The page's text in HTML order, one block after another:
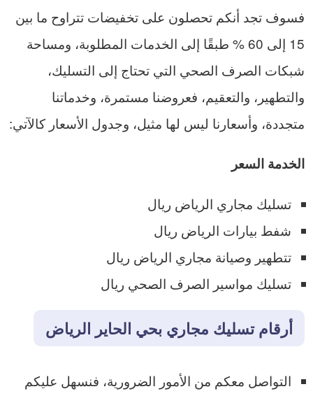
فسوف تجد أنكم تحصلون على تخفيضات تتراوح ما بين
15 إلى 60 % طبقًا إلى الخدمات المطلوبة، ومساحة
شبكات الصرف الصحي التي تحتاج إلى التسليك،
والتطهير، والتعقيم، فعروضنا مستمرة، وخدماتنا
متجددة، وأسعارنا ليس لها مثيل، وجدول الأسعار كالآتي:
الخدمة السعر
تسليك مجاري الرياض ريال
شفط بيارات الرياض ريال
تتطهير وصيانة مجاري الرياض ريال
تسليك مواسير الصرف الصحي ريال
أرقام تسليك مجاري بحي الحاير الرياض
التواصل معكم من الأمور الضرورية، فنسهل عليكم